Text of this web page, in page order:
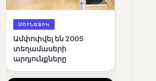
ՄՈՒՆԵՏԻԿ
Ամփոփվել են 2005
տեղամասերի
արդյունքները